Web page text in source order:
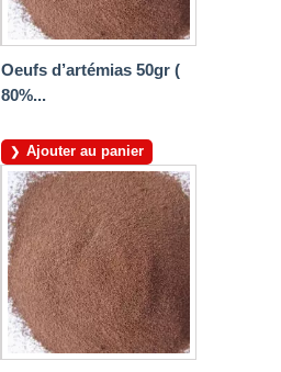
Oeufs d’artémias 50gr (
80%...
Ajouter au panier